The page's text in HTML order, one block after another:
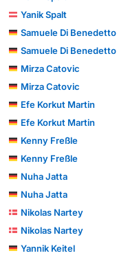
Yanik Spalt
Samuele Di Benedetto
Samuele Di Benedetto
Mirza Catovic
Mirza Catovic
Efe Korkut Martin
Efe Korkut Martin
Kenny Freßle
Kenny Freßle
Nuha Jatta
Nuha Jatta
Nikolas Nartey
Nikolas Nartey
Yannik Keitel